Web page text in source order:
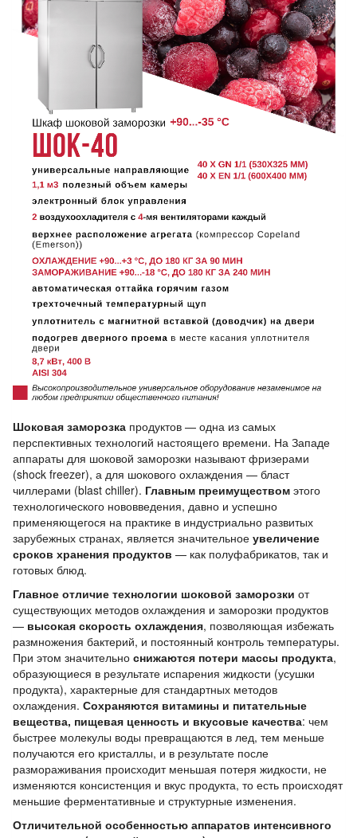
Шоковая заморозка продуктов — одна из самых
перспективных технологий настоящего времени. На Западе
аппараты для шоковой заморозки называют фризерами
(shock freezer), а для шокового охлаждения — бласт
чиллерами (blast chiller). Главным преимуществом этого
технологического нововведения, давно и успешно
применяющегося на практике в индустриально развитых
зарубежных странах, является значительное увеличение
сроков хранения продуктов — как полуфабрикатов, так и
готовых блюд.
Главное отличие технологии шоковой заморозки от
существующих методов охлаждения и заморозки продуктов
— высокая скорость охлаждения, позволяющая избежать
размножения бактерий, и постоянный контроль температуры.
При этом значительно снижаются потери массы продукта,
образующиеся в результате испарения жидкости (усушки
продукта), характерные для стандартных методов
охлаждения. Сохраняются витамины и питательные
вещества, пищевая ценность и вкусовые качества: чем
быстрее молекулы воды превращаются в лед, тем меньше
получаются его кристаллы, и в результате после
размораживания происходит меньшая потеря жидкости, не
изменяются консистенция и вкус продукта, то есть происходят
меньшие ферментативные и структурные изменения.
Отличительной особенностью аппаратов интенсивного